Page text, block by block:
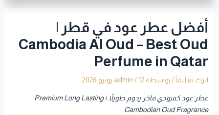
أفضل عطر عود في قطر |
Cambodia Al Oud – Best Oud
Perfume in Qatar
اترك تعليقاً / بواسطة admin /12 يونيو 2026
عطر عود كمبودي فاخر يدوم طويلاً | Premium Long Lasting
Cambodian Oud Fragrance